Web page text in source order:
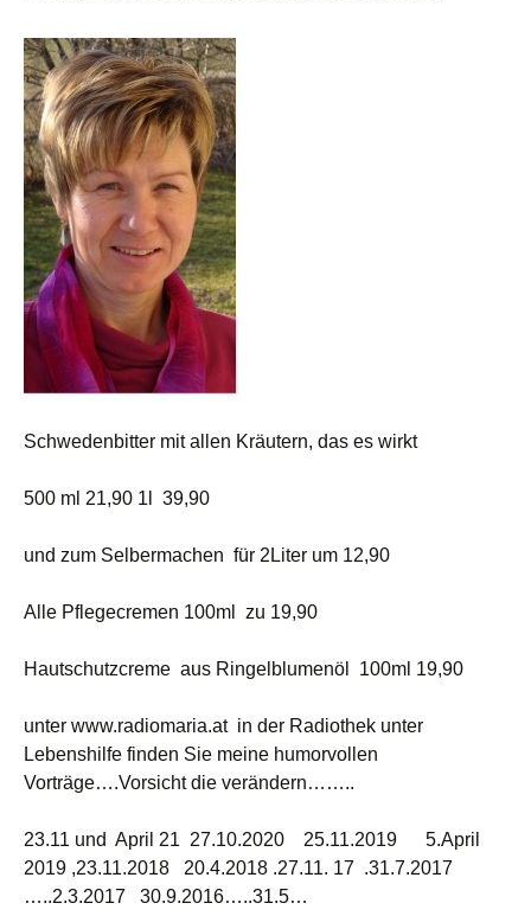
Schwedenbitter mit allen Kräutern, das es wirkt
500 ml 21,90 1l 39,90
und zum Selbermachen für 2Liter um 12,90
Alle Pflegecremen 100ml zu 19,90
Hautschutzcreme aus Ringelblumenöl 100ml 19,90
unter www.radiomaria.at in der Radiothek unter
Lebenshilfe finden Sie meine humorvollen
Vorträge….Vorsicht die verändern……..
23.11 und April 21 27.10.2020 25.11.2019 5.April
2019 ,23.11.2018 20.4.2018 .27.11. 17 .31.7.2017
…..2.3.2017 30.9.2016…..31.5…